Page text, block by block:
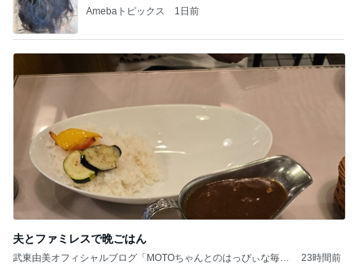
Amebaトピックス 1日前
夫とファミレスで晩ごはん
武東由美オフィシャルブログ「MOTOちゃんとのはっぴぃな毎
23時間前